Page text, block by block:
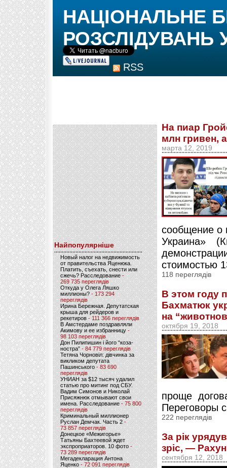
RSS
НАЦІОНАЛЬНЕ
РОЗСЛІДУВАНЬ
Найпопулярніше
Новый налог на недвижимость
от правительства Яценюка.
Платить, съехать, снести или
сжечь? Расследование-
269 735 переглядів
Откуда у Олега Ляшко
миллионы? - 173 294
переглядів
Ирина Бережная. Депутатская
крыша для рейдеров и
рекетиров - 111 366 переглядів
В Амстердаме поздравляли
Акимову и ее избранницу -
98 103 переглядів
Дон Пилипишин і його “коза-
ностра” - 84 779 переглядів
Тетяна Чорновіл: дівчинка за
викликом депутата
Пашинського- 83 690
переглядів
УНИАН за $12 тысяч удалил
статью про митинг под СБУ.
Вадим Симонов и Николай
Присяжнюк отмывают свои
имена. Расследование - 75 800
переглядів
Криминальный миллионер
Руслан Демчак. Часть 2-
73 857 переглядів
Донецкое «Межигорье»
Татьяны Бахтеевой ждет
экспроприаторов. 10 фото -
73 289 переглядів
Мегадекларация Антона
Яценко - 72 091 переглядів
На пиар
млн гривен,
марта 12, 2019
сообщение о
Украина»
стоимостью
118 переглядів
В этом году
Бахматюк
на
октября 19, 2018
проще
Переговоры
222 переглядів
За рік
зріс, —
сентября 12, 2018